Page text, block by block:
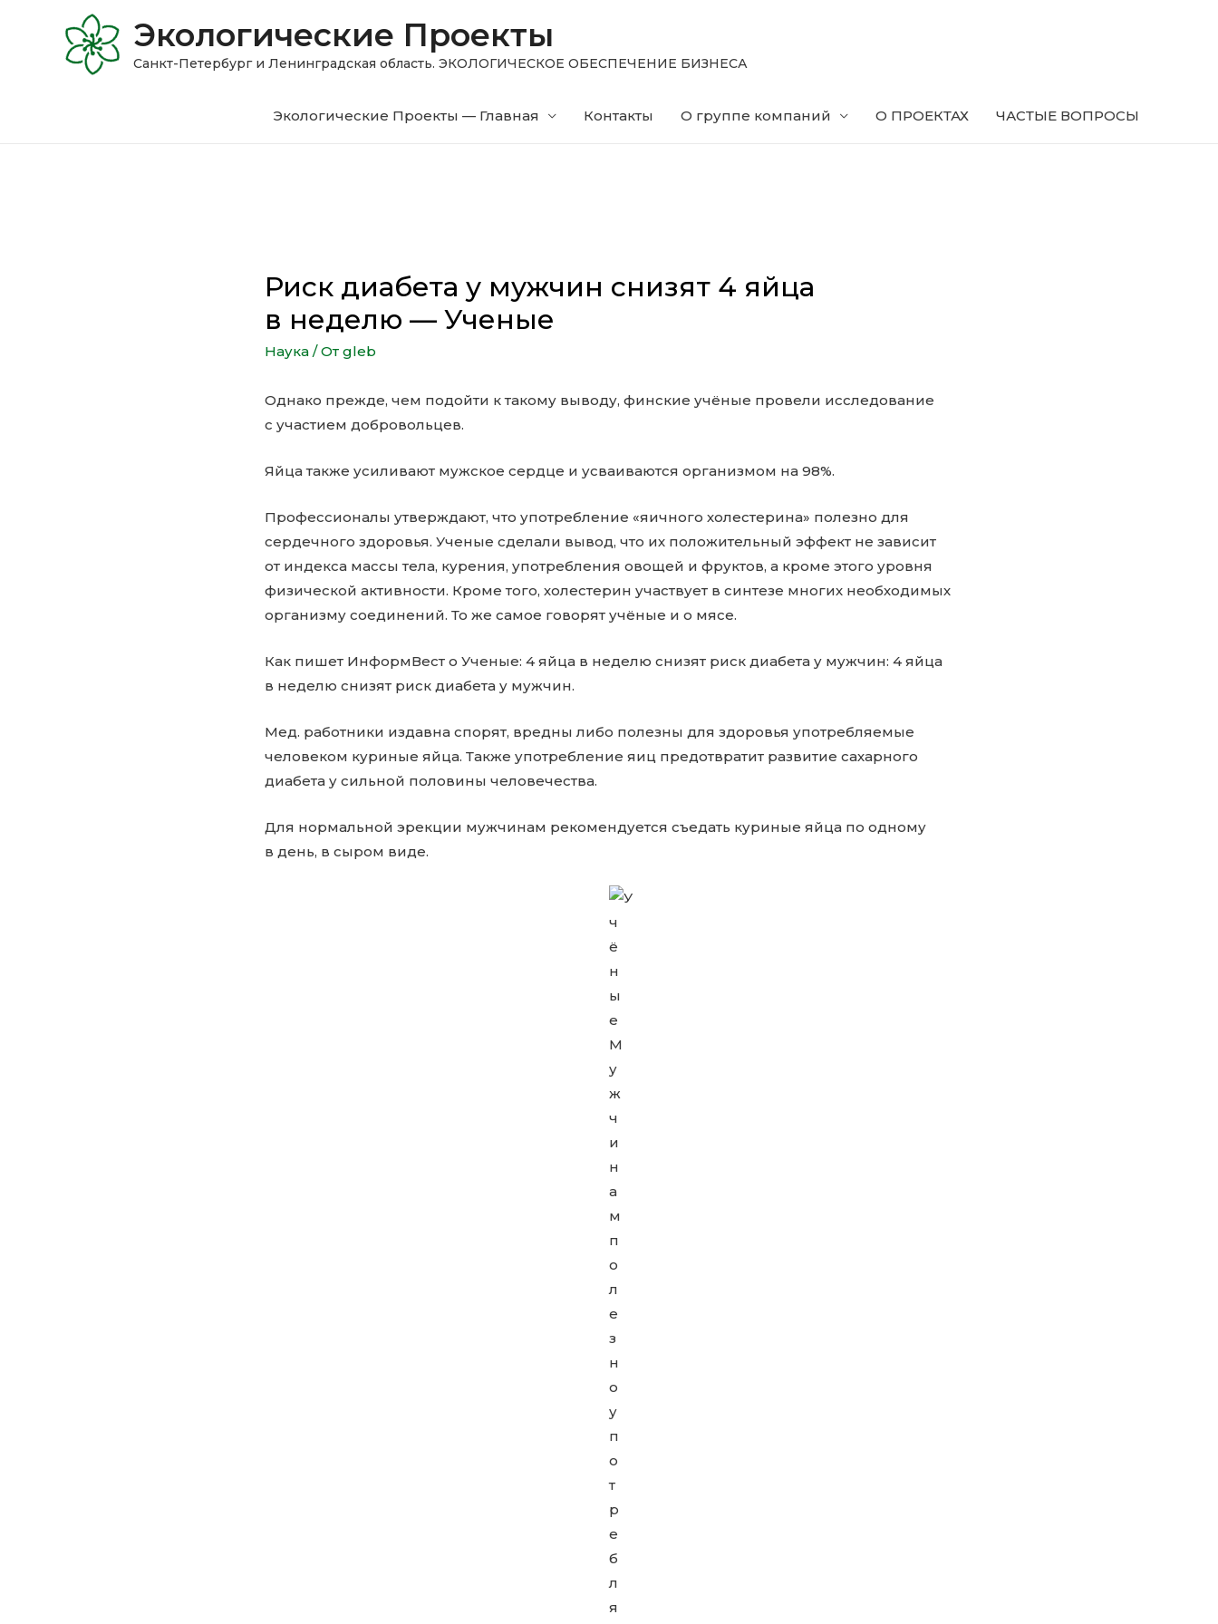
Экологические Проекты
Санкт-Петербург и Ленинградская область. ЭКОЛОГИЧЕСКОЕ ОБЕСПЕЧЕНИЕ БИЗНЕСА
Экологические Проекты — Главная Контакты О группе компаний О ПРОЕКТАХ ЧАСТЫЕ ВОПРОСЫ
Риск диабета у мужчин снизят 4 яйца
в неделю — Ученые
Наука / От gleb
Однако прежде, чем подойти к такому выводу, финские учёные провели исследование
с участием добровольцев.
Яйца также усиливают мужское сердце и усваиваются организмом на 98%.
Профессионалы утверждают, что употребление «яичного холестерина» полезно для
сердечного здоровья. Ученые сделали вывод, что их положительный эффект не зависит
от индекса массы тела, курения, употребления овощей и фруктов, а кроме этого уровня
физической активности. Кроме того, холестерин участвует в синтезе многих необходимых
организму соединений. То же самое говорят учёные и о мясе.
Как пишет ИнформВест о Ученые: 4 яйца в неделю снизят риск диабета у мужчин: 4 яйца
в неделю снизят риск диабета у мужчин.
Мед. работники издавна спорят, вредны либо полезны для здоровья употребляемые
человеком куриные яйца. Также употребление яиц предотвратит развитие сахарного
диабета у сильной половины человечества.
Для нормальной эрекции мужчинам рекомендуется съедать куриные яйца по одному
в день, в сыром виде.